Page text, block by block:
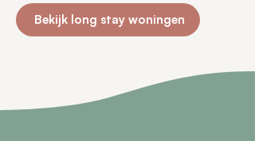
Bekijk long stay woningen